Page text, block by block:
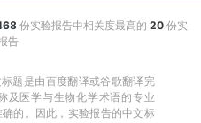
份实验报告中相关度最高的 20份实
告
题是由百度翻译或谷歌翻译完
及医学与生物化学术语的专业
的。因此，实验报告的中文标